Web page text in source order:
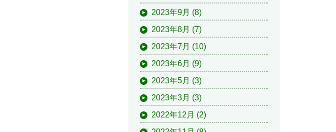
2023年9月 (8)
2023年8月 (7)
2023年7月 (10)
2023年6月 (9)
2023年5月 (3)
2023年3月 (3)
2022年12月 (2)